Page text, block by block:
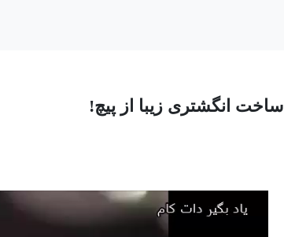
ساخت انگشتری زیبا از پیچ!